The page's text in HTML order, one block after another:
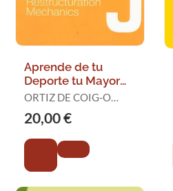
Aprende de tu
Deporte tu Mayor
Rendimiento 3
ORTIZ DE COIG-O
20,00 €